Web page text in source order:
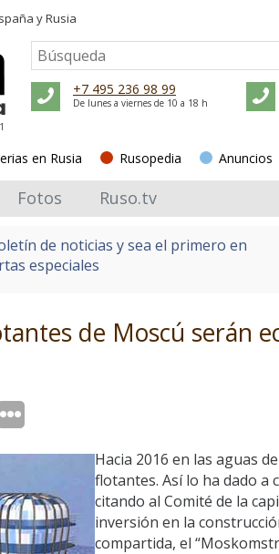
y Rusia
+7 495 236 98 99
De lunes a viernes de 10 a 18 h
en Rusia Rusopedia Anuncios
Fotos Ruso.tv
de noticias y sea el primero en
especiales
de Moscú serán
Hacia 2016 en las aguas
flotantes. Así lo ha dado a
citando al Comité de la
inversión en la
compartida, el